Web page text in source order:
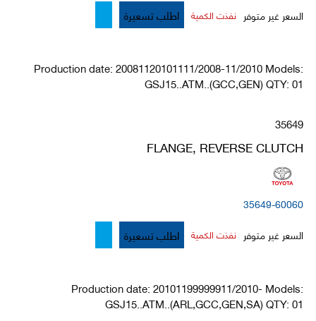
السعر غير متوفر نفذت الكمية اطلب تسعيرة
Production date: 20081120101111/2008-11/2010 Models:
GSJ15..ATM..(GCC,GEN) QTY: 01
35649
FLANGE, REVERSE CLUTCH
35649-60060
السعر غير متوفر نفذت الكمية اطلب تسعيرة
Production date: 20101199999911/2010- Models:
GSJ15..ATM..(ARL,GCC,GEN,SA) QTY: 01